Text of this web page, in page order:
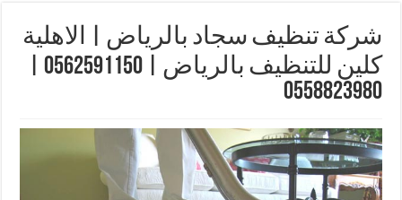
شركة تنظيف سجاد بالرياض | الاهلية
0558823980